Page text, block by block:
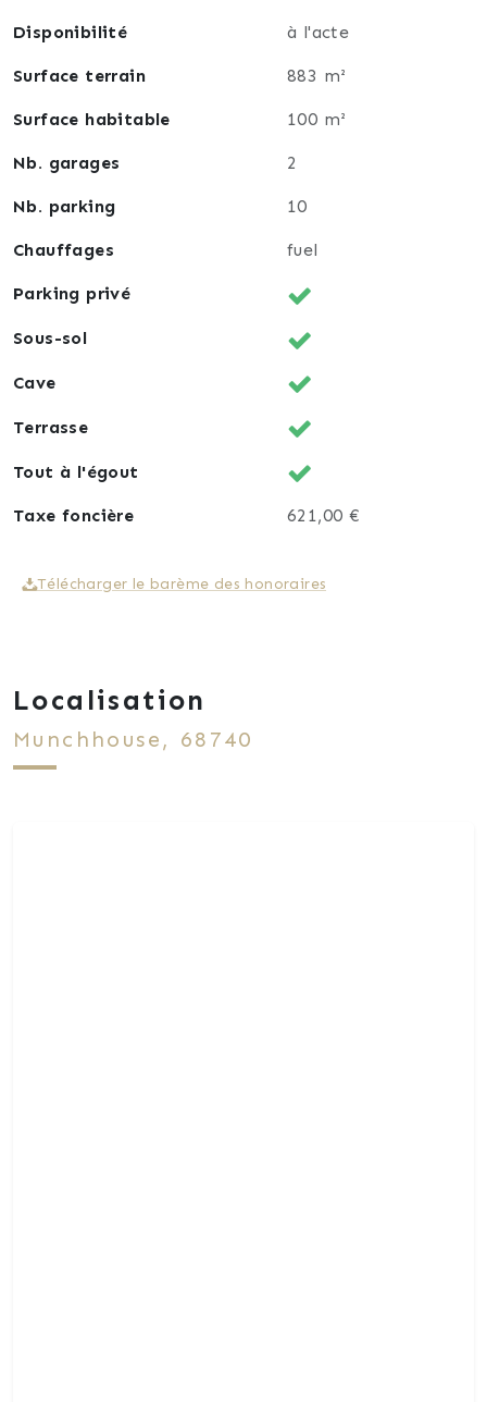
Disponibilité à l'acte
Surface terrain 883 m²
Surface habitable 100 m²
Nb. garages 2
Nb. parking 10
Chauffages fuel
Parking privé
Sous-sol
Cave
Terrasse
Tout à l'égout
Taxe foncière 621,00 €
Télécharger le barème des honoraires
Localisation
Munchhouse, 68740